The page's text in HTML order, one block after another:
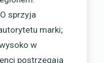
sprzyja
marki;
w
postrzegają